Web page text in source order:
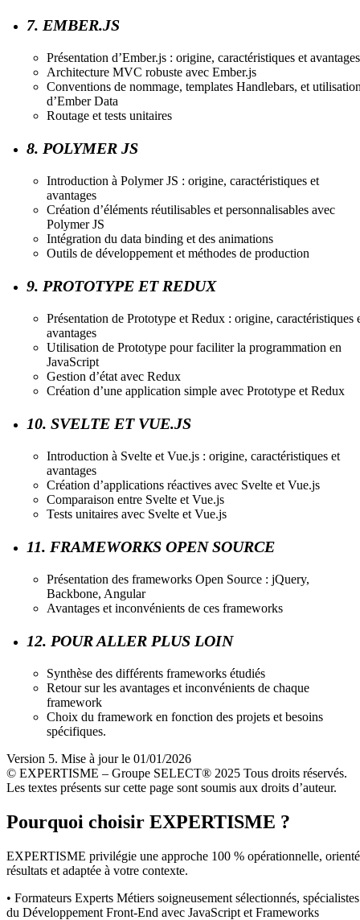
7. EMBER.JS
Présentation d’Ember.js : origine, caractéristiques et avantages
Architecture MVC robuste avec Ember.js
Conventions de nommage, templates Handlebars, et
d’Ember Data
Routage et tests unitaires
8. POLYMER JS
Introduction à Polymer JS : origine, caractéristiques et
avantages
Création d’éléments réutilisables et personnalisables avec
Polymer JS
Intégration du data binding et des animations
Outils de développement et méthodes de production
9. PROTOTYPE ET REDUX
Présentation de Prototype et Redux : origine, caractéristiques
avantages
Utilisation de Prototype pour faciliter la programmation en
JavaScript
Gestion d’état avec Redux
Création d’une application simple avec Prototype et Redux
10. SVELTE ET VUE.JS
Introduction à Svelte et Vue.js : origine, caractéristiques et
avantages
Création d’applications réactives avec Svelte et Vue.js
Comparaison entre Svelte et Vue.js
Tests unitaires avec Svelte et Vue.js
11. FRAMEWORKS OPEN SOURCE
Présentation des frameworks Open Source : jQuery,
Backbone, Angular
Avantages et inconvénients de ces frameworks
12. POUR ALLER PLUS LOIN
Synthèse des différents frameworks étudiés
Retour sur les avantages et inconvénients de chaque
framework
Choix du framework en fonction des projets et besoins
spécifiques.
Version 5. Mise à jour le 01/01/2026
© EXPERTISME – Groupe SELECT® 2025 Tous droits réservés.
Les textes présents sur cette page sont soumis aux droits d’auteur.
Pourquoi choisir EXPERTISME ?
EXPERTISME privilégie une approche 100 % opérationnelle,
résultats et adaptée à votre contexte.
• Formateurs Experts Métiers soigneusement sélectionnés, spécialistes
du Développement Front-End avec JavaScript et Frameworks